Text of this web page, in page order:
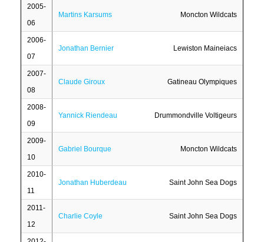
2005-
06
Martins Karsums Moncton Wildcats
2006-
07
Jonathan Bernier Lewiston Maineiacs
2007-
08
Claude Giroux Gatineau Olympiques
2008-
09
Yannick Riendeau Drummondville Voltigeurs
2009-
10
Gabriel Bourque Moncton Wildcats
2010-
11
Jonathan Huberdeau Saint John Sea Dogs
2011-
12
Charlie Coyle Saint John Sea Dogs